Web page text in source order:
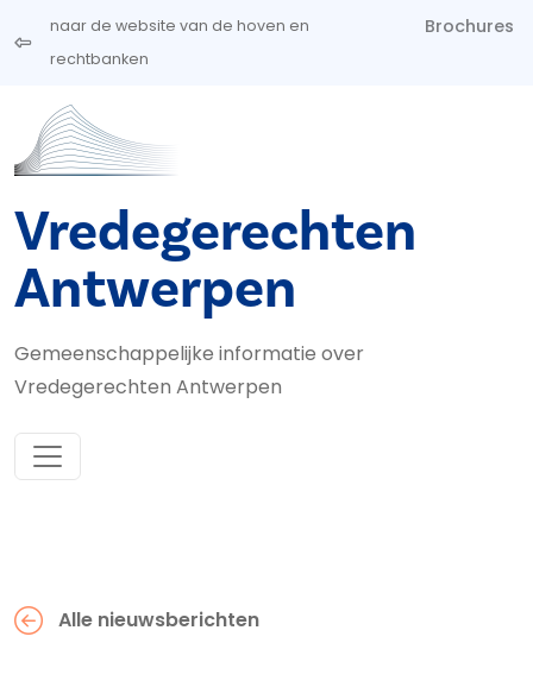
Overslaan en naar de inhoud gaan
naar de website van de hoven en
rechtbanken
Brochures
Vredegerechten
Antwerpen
Gemeenschappelijke informatie over
Vredegerechten Antwerpen
Alle nieuwsberichten